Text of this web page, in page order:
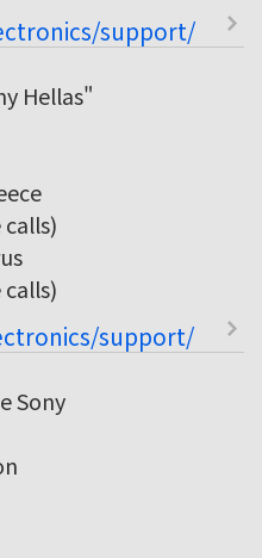
support/
Hellas"
support/
Sony